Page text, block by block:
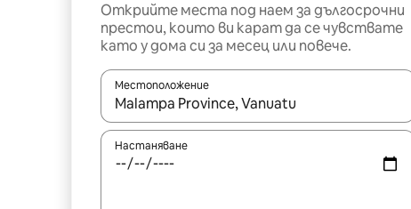
Открийте места под наем за дългосрочни
престои, които ви карат да се чувствате
като у дома си за месец или повече.
Местоположение
Когато резултатите се покажат,
Настаняване